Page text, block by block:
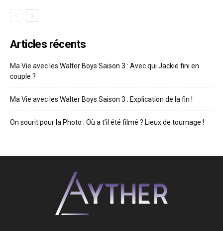
Articles récents
Ma Vie avec les Walter Boys Saison 3 : Avec qui Jackie fini en
couple ?
Ma Vie avec les Walter Boys Saison 3 : Explication de la fin !
On sourit pour la Photo : Où a t’il été filmé ? Lieux de tournage !